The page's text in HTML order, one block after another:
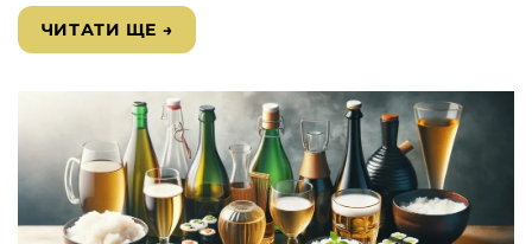
ЧИТАТИ ЩЕ →